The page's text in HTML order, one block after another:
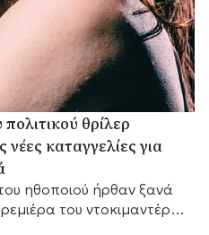
θρίλερ
καταγγελίες για
ηθοποιού ήρθαν ξανά
του ντοκιμαντέρ